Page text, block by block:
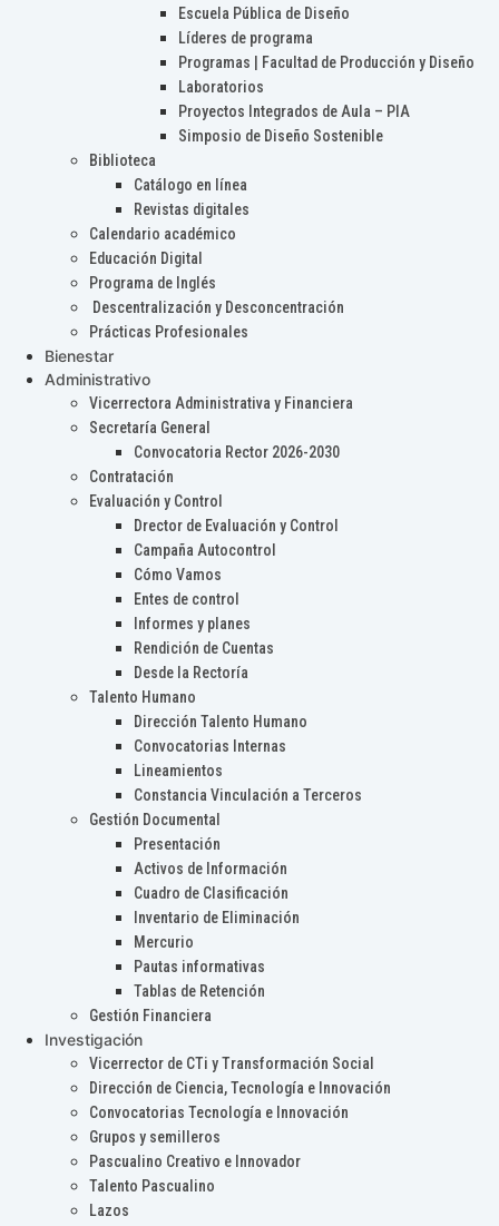
Escuela Pública de Diseño
Líderes de programa
Programas | Facultad de Producción y Diseño
Laboratorios
Proyectos Integrados de Aula – PIA
Simposio de Diseño Sostenible
Biblioteca
Catálogo en línea
Revistas digitales
Calendario académico
Educación Digital
Programa de Inglés
Descentralización y Desconcentración
Prácticas Profesionales
Bienestar
Administrativo
Vicerrectora Administrativa y Financiera
Secretaría General
Convocatoria Rector 2026-2030
Contratación
Evaluación y Control
Drector de Evaluación y Control
Campaña Autocontrol
Cómo Vamos
Entes de control
Informes y planes
Rendición de Cuentas
Desde la Rectoría
Talento Humano
Dirección Talento Humano
Convocatorias Internas
Lineamientos
Constancia Vinculación a Terceros
Gestión Documental
Presentación
Activos de Información
Cuadro de Clasificación
Inventario de Eliminación
Mercurio
Pautas informativas
Tablas de Retención
Gestión Financiera
Investigación
Vicerrector de CTi y Transformación Social
Dirección de Ciencia, Tecnología e Innovación
Convocatorias Tecnología e Innovación
Grupos y semilleros
Pascualino Creativo e Innovador
Talento Pascualino
Lazos